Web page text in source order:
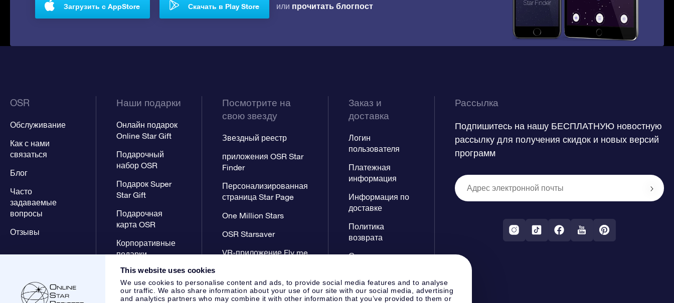
This website uses cookies
We use cookies to personalise content and ads, to provide social media features and to analyse
our traffic. We also share information about your use of our site with our social media, advertising
and analytics partners who may combine it with other information that you’ve provided to them or
Загрузить с AppStore Скачать в Play Store или прочитать блогпост
OSR
Обслуживание
Как с нами
связаться
Блог
Часто
задаваемые
вопросы
Отзывы
Наши подарки
Онлайн подарок
Online Star Gift
Подарочный
набор OSR
Подарок Super
Star Gift
Подарочная
карта OSR
Корпоративные
подарки
Посмотрите на
свою звезду
Звездный реестр
приложения OSR Star
Finder
Персонализированная
страница Star Page
One Million Stars
OSR Starsaver
VR-приложение Fly me
Заказ и
доставка
Логин
пользователя
Платежная
информация
Информация по
доставке
Политика
возврата
Созвездиях
Рассылка
Подпишитесь на нашу БЕСПЛАТНУЮ новостную
рассылку для получения скидок и новых версий
программ